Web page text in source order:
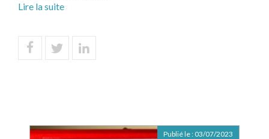
Lire la suite
Publié le : 03/07/2023